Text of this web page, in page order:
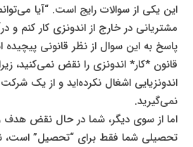
این یکی از سوالات رایج است. “آیا
مشتریانی در خارج از اندونزی کار کنم و
پاسخ به این سوال از نظر قانونی
قانون *کار* اندونزی را نقض نمی‌کنید،
اندونزیایی اشغال نکرده‌اید و از یک
نمی‌گیرید.
اما از سوی دیگر، شما در حال نقض هدف
تحصیلی شما فقط برای “تحصیل” است،